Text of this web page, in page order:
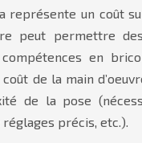
représente un coût
peut permettre
en
de la main
de la pose
réglages précis, etc.).